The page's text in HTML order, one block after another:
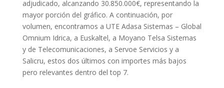
adjudicado, alcanzando 30.850.000€, representando la
mayor porción del gráfico. A continuación, por
volumen, encontramos a UTE Adasa Sistemas – Global
Omnium Idrica, a Euskaltel, a Moyano Telsa Sistemas
y de Telecomunicaciones, a Servoe Servicios y a
Salicru, estos dos últimos con importes más bajos
pero relevantes dentro del top 7.